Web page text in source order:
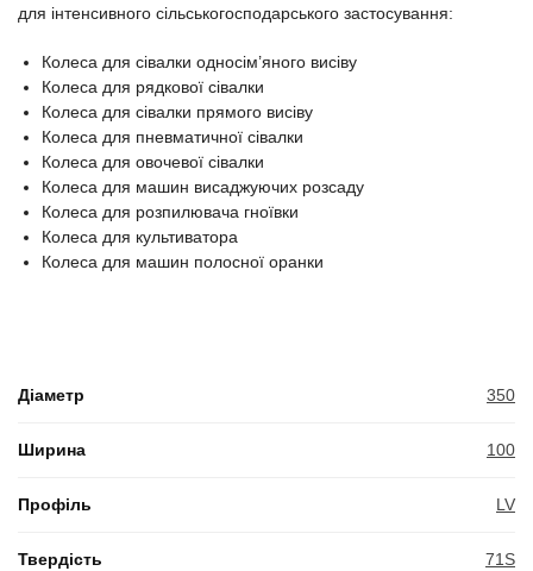
для інтенсивного сільськогосподарського застосування:
Колеса для сівалки односім’яного висіву
Колеса для рядкової сівалки
Колеса для сівалки прямого висіву
Колеса для пневматичної сівалки
Колеса для овочевої сівалки
Колеса для машин висаджуючих розсаду
Колеса для розпилювача гноївки
Колеса для культиватора
Колеса для машин полосної оранки
Діаметр 350
Ширина 100
Профіль LV
Твердість 71S